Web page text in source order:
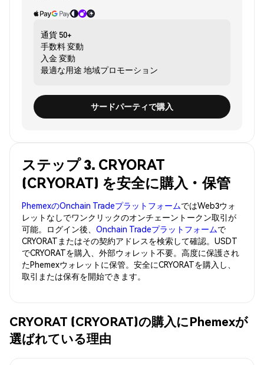
通貨 50+
手数料変動
入金 変動
最適な用途 地域プロモーション
サードパーティで購入
ステップ 3. CRYORAT
(CRYORAT) を安全に購入・保管
PhemexのOnchain TradeプラットフォームではWeb3ウォ
レットなしでワンクリックのオンチェーントークン取引が
可能。ログイン後、 Onchain Tradeプラットフォームで
CRYORATまたはその契約アドレスを検索して確認。USDT
でCRYORATを購入、外部ウォレット不要。高度に保護され
たPhemexウォレットに保管。安全にCRYORATを購入し、
取引または保有を開始できます。
CRYORAT (CRYORAT)の購入にPhemexが
選ばれている理由